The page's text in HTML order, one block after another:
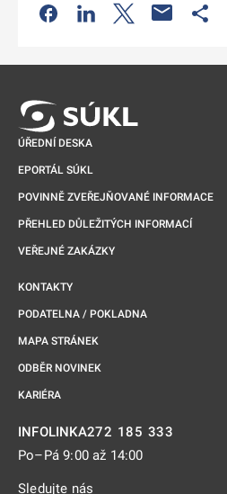
Odkaz se otevře na nové
Odkaz se otevře
Odkaz se
ÚŘEDNÍ DESKA
EPORTÁL SÚKL
POVINNĚ ZVEŘEJŇOVANÉ INFORMACE
PŘEHLED DŮLEŽITÝCH INFORMACÍ
VEŘEJNÉ ZAKÁZKY
KONTAKTY
PODATELNA / POKLADNA
MAPA STRÁNEK
ODBĚR NOVINEK
KARIÉRA
INFOLINKA272 185 333
Po–Pá 9:00 až 14:00
Sledujte nás